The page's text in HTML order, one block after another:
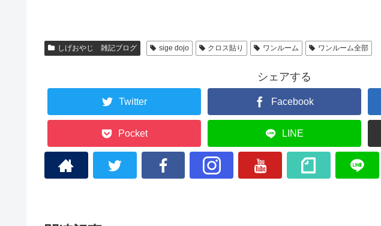
しげおやじ 雑記ブログ sige dojo クロス貼り ワンルーム ワンルーム全部
シェアする
Twitter Facebook
Pocket LINE